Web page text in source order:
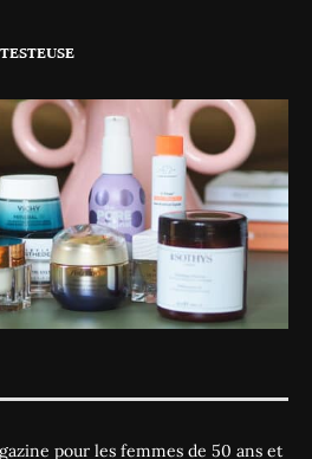
pour les femmes de 50 ans et